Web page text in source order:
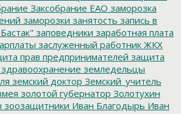
Заксобрание ЕАО заморозка
заморозки занятость запись в
заповедники заработная плата
заслуженный работник ЖКХ
прав предпринимателей защита
здравоохранение земледельцы
земский доктор Земский_учитель
золотой губернатор Золотухин
зоозащитники Иван Благодырь Иван